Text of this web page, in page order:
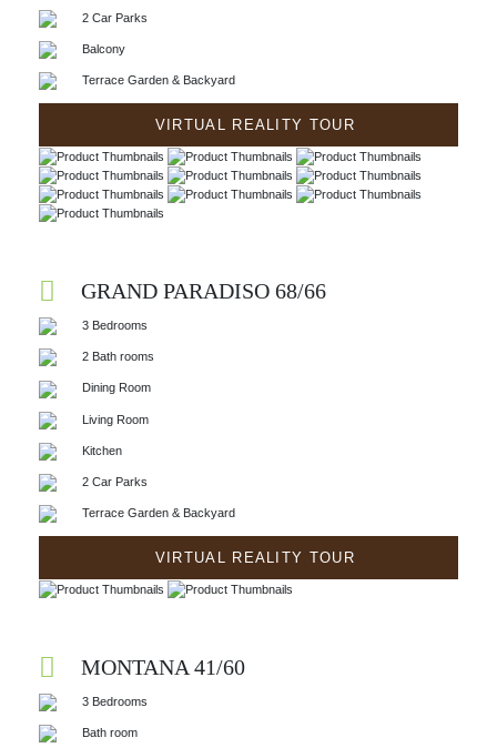
2 Car Parks
Balcony
Terrace Garden & Backyard
VIRTUAL REALITY TOUR
GRAND PARADISO 68/66
3 Bedrooms
2 Bath rooms
Dining Room
Living Room
Kitchen
2 Car Parks
Terrace Garden & Backyard
VIRTUAL REALITY TOUR
MONTANA 41/60
3 Bedrooms
Bath room